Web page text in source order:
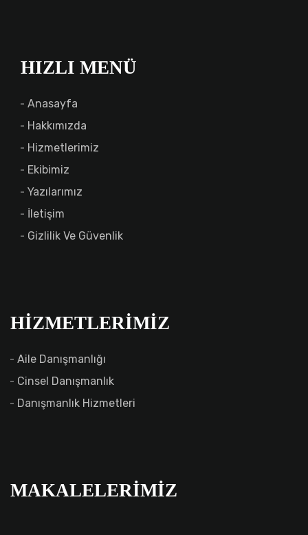
HIZLI MENÜ
Anasayfa
Hakkımızda
Hizmetlerimiz
Ekibimiz
Yazılarımız
İletişim
Gizlilik Ve Güvenlik
HIZMETLERIMIZ
Aile Danışmanlığı
Cinsel Danışmanlık
Danışmanlık Hizmetleri
MAKALELERIMIZ